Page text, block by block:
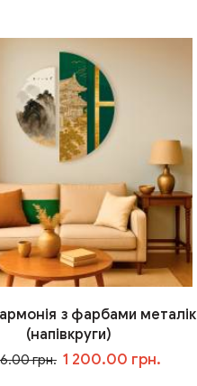
з фарбами металік
(напівкруги)
грн. 1 200.00 грн.